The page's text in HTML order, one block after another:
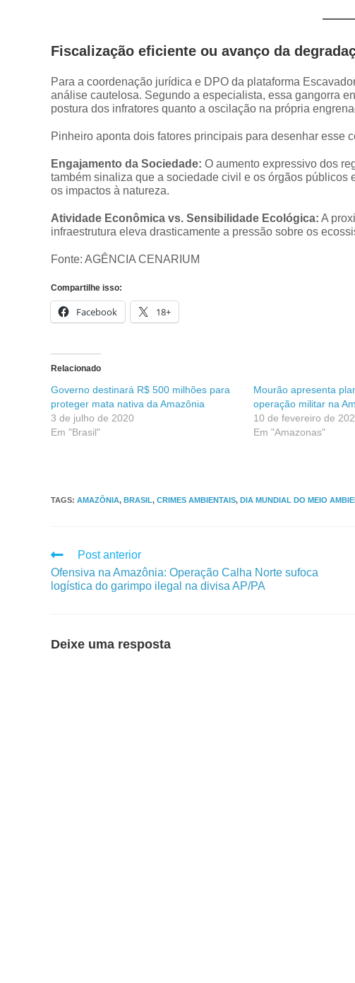
Fiscalização eficiente ou avanço da
Para a coordenação jurídica e DPO da plataforma
análise cautelosa. Segundo a especialista, essa gangorra
postura dos infratores quanto a oscilação na própria
Pinheiro aponta dois fatores principais para desenhar esse
Engajamento da Sociedade: O aumento expressivo dos
também sinaliza que a sociedade civil e os órgãos
os impactos à natureza.
Atividade Econômica vs. Sensibilidade Ecológica: A
infraestrutura eleva drasticamente a pressão sobre os
Fonte: AGÊNCIA CENARIUM
Compartilhe isso:
Facebook 18+
Relacionado
Governo destinará R$ 500 milhões para
proteger mata nativa da Amazônia
3 de julho de 2020
Em "Brasil"
Mourão apresenta
operação militar na
10 de fevereiro de
Em "Amazonas"
TAGS: AMAZÔNIA, BRASIL, CRIMES AMBIENTAIS, DIA MUNDIAL DO MEIO
Post anterior
Ofensiva na Amazônia: Operação Calha Norte sufoca
logística do garimpo ilegal na divisa AP/PA
Deixe uma resposta